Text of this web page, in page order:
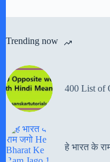
Trending now
400 List of
हे भारत के